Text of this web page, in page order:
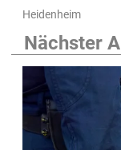
Heidenheim
Nächster